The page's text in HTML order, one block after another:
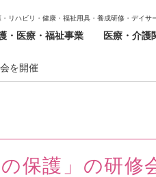
リハビリ・健康・福祉用具・養成研修・デイサ
・医療・福祉事業 医療・介護
を開催
保護」の研修